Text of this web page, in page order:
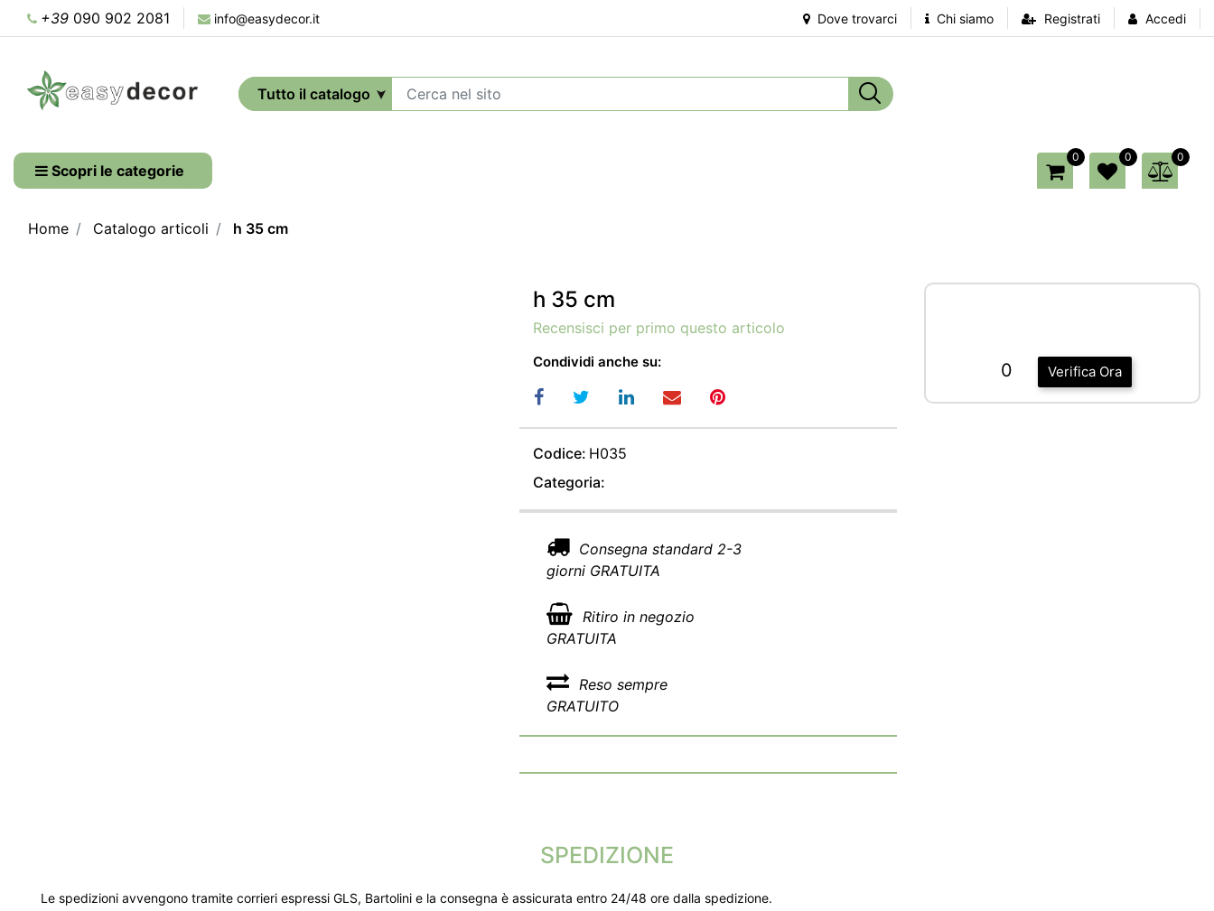
+39 090 902 2081 info@easydecor.it Dove trovarci Chi siamo Registrati Accedi
Scopri le categorie
0 0 0
Home Catalogo articoli h 35 cm
h 35 cm
Recensisci per primo questo articolo
Condividi anche su:
Codice: H035
Categoria:
Consegna standard 2-3
giorni GRATUITA
Ritiro in negozio
GRATUITA
Reso sempre
GRATUITO
Verifica Ora
0
SPEDIZIONE
Le spedizioni avvengono tramite corrieri espressi GLS, Bartolini e la consegna è assicurata entro 24/48 ore dalla spedizione.